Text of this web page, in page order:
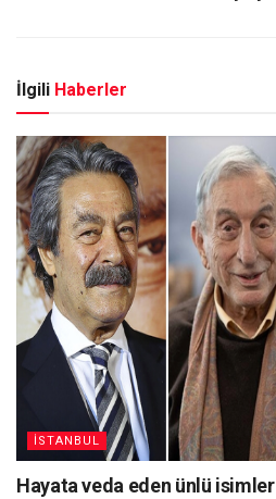
İlgili Haberler
İSTANBUL
Hayata veda eden ünlü